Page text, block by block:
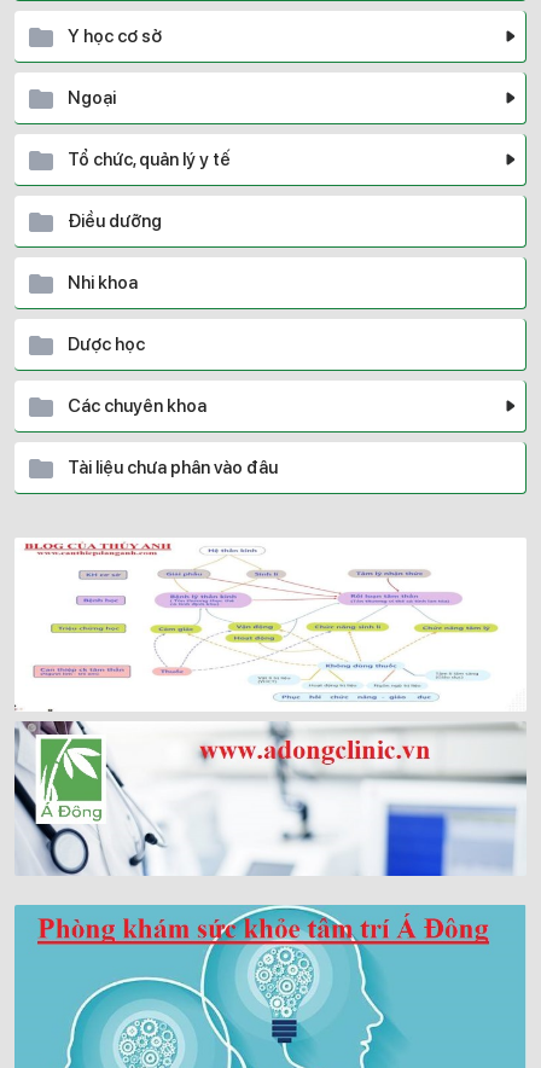
Y học cơ sở
Ngoại
Tổ chức, quản lý y tế
Điều dưỡng
Nhi khoa
Dược học
Các chuyên khoa
Tài liệu chưa phân vào đâu